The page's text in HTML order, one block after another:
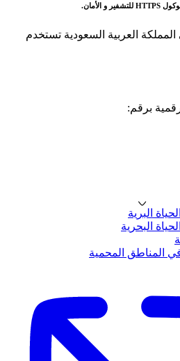
HTTPS للتشفير و الأمان.
المملكة العربية السعودية تستخدم
برقم:
البرية
البحرية
في المناطق المحمية